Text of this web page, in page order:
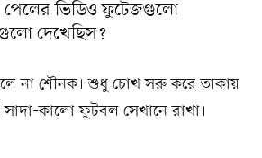
পেলের ভিডিও ফুটেজগুলো
দেখেছিস?
না শৌনক। শুধু চোখ সরু করে তাকায়
-কালো ফুটবল সেখানে রাখা।